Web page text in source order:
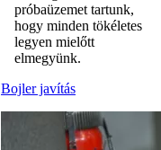
próbaüzemet tartunk,
hogy minden tökéletes
legyen mielőtt
elmegyünk.
Bojler javítás